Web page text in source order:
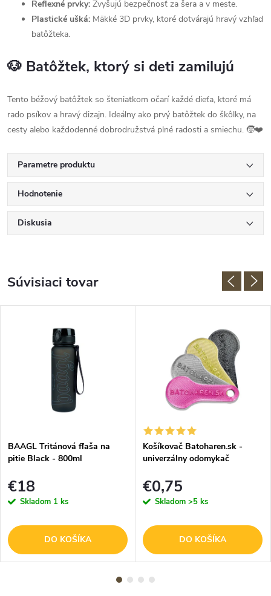
Reflexné prvky: Zvyšujú bezpečnosť za šera a v meste.
Plastické ušká: Mäkké 3D prvky, ktoré dotvárajú hravý vzhľad
batôžteka.
🐶 Batôžtek, ktorý si deti zamilujú
Tento béžový batôžtek so šteniatkom očarí každé dieťa, ktoré má
rado psíkov a hravý dizajn. Ideálny ako prvý batôžtek do škôlky, na
cesty alebo každodenné dobrodružstvá plné radosti a smiechu. 🧒❤️
Parametre produktu
Hodnotenie
Diskusia
Súvisiaci tovar
BAAGL Tritánová fľaša na
pitie Black - 800ml
€18
Skladom 1 ks
DO KOŠÍKA
Košíkovač Batoharen.sk -
univerzálny odomykač
farba - 1 ks
€0,75
Skladom >5 ks
DO KOŠÍKA